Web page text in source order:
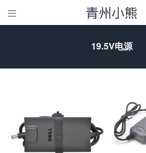

19.5V电源